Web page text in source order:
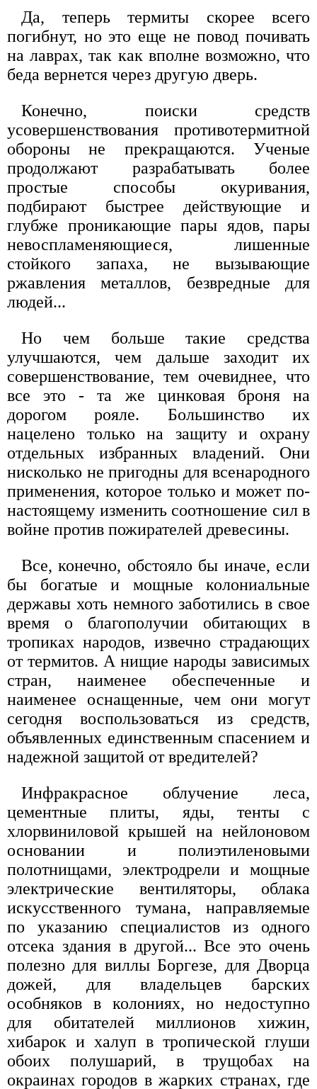
Да, теперь термиты скорее всего
погибнут, но это еще не повод почивать
на лаврах, так как вполне возможно, что
беда вернется через другую дверь.
Конечно, поиски средств
усовершенствования противотермитной
обороны не прекращаются. Ученые
продолжают разрабатывать более
простые способы окуривания,
подбирают быстрее действующие и
глубже проникающие пары ядов, пары
невоспламеняющиеся, лишенные
стойкого запаха, не вызывающие
ржавления металлов, безвредные для
людей...
Но чем больше такие средства
улучшаются, чем дальше заходит их
совершенствование, тем очевиднее, что
все это - та же цинковая броня на
дорогом рояле. Большинство их
нацелено только на защиту и охрану
отдельных избранных владений. Они
нисколько не пригодны для всенародного
применения, которое только и может по-
настоящему изменить соотношение сил в
войне против пожирателей древесины.
Все, конечно, обстояло бы иначе, если
бы богатые и мощные колониальные
державы хоть немного заботились в свое
время о благополучии обитающих в
тропиках народов, извечно страдающих
от термитов. А нищие народы зависимых
стран, наименее обеспеченные и
наименее оснащенные, чем они могут
сегодня воспользоваться из средств,
объявленных единственным спасением и
надежной защитой от вредителей?
Инфракрасное облучение леса,
цементные плиты, яды, тенты с
хлорвиниловой крышей на нейлоновом
основании и полиэтиленовыми
полотнищами, электродрели и мощные
электрические вентиляторы, облака
искусственного тумана, направляемые
по указанию специалистов из одного
отсека здания в другой... Все это очень
полезно для виллы Боргезе, для Дворца
дожей, для владельцев барских
особняков в колониях, но недоступно
для обитателей миллионов хижин,
хибарок и халуп в тропической глуши
обоих полушарий, в трущобах на
окраинах городов в жарких странах, где